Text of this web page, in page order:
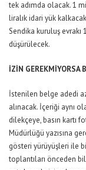
tek adımda olacak. 1
liralık idari yük
Sendika kuruluş evrakı
düşürülecek.
İZİN GEREKMİYORSA
İstenilen belge adedi
alınacak. İçeriği aynı
dilekçeye, basın kartı
Müdürlüğü yazısına
gösteri yürüyüşleri ile
toplantıları önceden